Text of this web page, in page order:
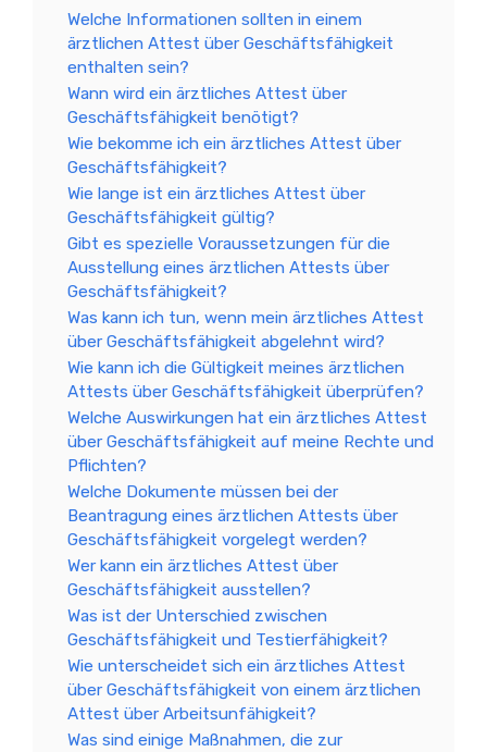
Welche Informationen sollten in einem
ärztlichen Attest über Geschäftsfähigkeit
enthalten sein?
Wann wird ein ärztliches Attest über
Geschäftsfähigkeit benötigt?
Wie bekomme ich ein ärztliches Attest über
Geschäftsfähigkeit?
Wie lange ist ein ärztliches Attest über
Geschäftsfähigkeit gültig?
Gibt es spezielle Voraussetzungen für die
Ausstellung eines ärztlichen Attests über
Geschäftsfähigkeit?
Was kann ich tun, wenn mein ärztliches Attest
über Geschäftsfähigkeit abgelehnt wird?
Wie kann ich die Gültigkeit meines ärztlichen
Attests über Geschäftsfähigkeit überprüfen?
Welche Auswirkungen hat ein ärztliches Attest
über Geschäftsfähigkeit auf meine Rechte und
Pflichten?
Welche Dokumente müssen bei der
Beantragung eines ärztlichen Attests über
Geschäftsfähigkeit vorgelegt werden?
Wer kann ein ärztliches Attest über
Geschäftsfähigkeit ausstellen?
Was ist der Unterschied zwischen
Geschäftsfähigkeit und Testierfähigkeit?
Wie unterscheidet sich ein ärztliches Attest
über Geschäftsfähigkeit von einem ärztlichen
Attest über Arbeitsunfähigkeit?
Was sind einige Maßnahmen, die zur